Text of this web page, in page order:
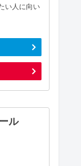
い人に向い
ル